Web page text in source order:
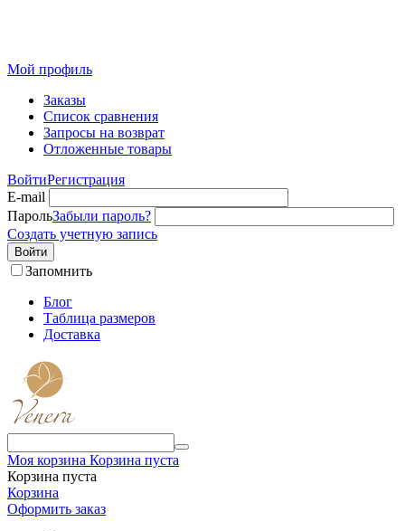
Мой профиль
Заказы
Список сравнения
Запросы на возврат
Отложенные товары
ВойтиРегистрация
E-mail
ПарольЗабыли пароль?
Создать учетную запись
Войти
Запомнить
Блог
Таблица размеров
Доставка
Моя корзина Корзина пуста
Корзина пуста
Корзина
Оформить заказ